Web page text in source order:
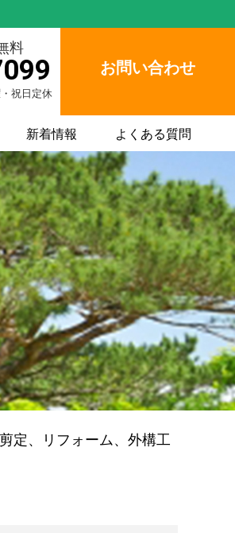
料
祝日定休
お問い合わせ
新着情報 よくある質問
定、リフォーム、外構工